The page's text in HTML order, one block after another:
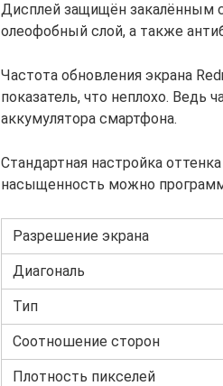
Дисплей защищён закалённым
олеофобный слой, а также
Частота обновления экрана
показатель, что неплохо. Ведь
аккумулятора смартфона.
Стандартная настройка
насыщенность можно
Разрешение экрана
Диагональ
Тип
Соотношение сторон
Плотность пикселей